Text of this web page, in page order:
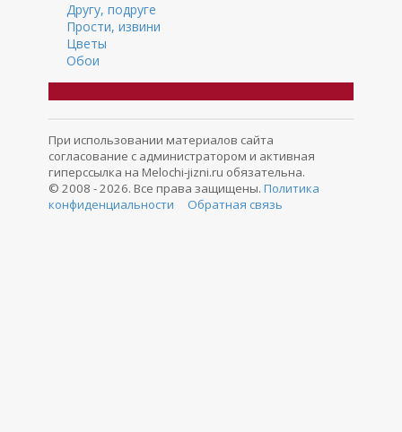
Другу, подруге
Прости, извини
Цветы
Обои
При использовании материалов сайта
согласование с администратором и активная
гиперссылка на Melochi-jizni.ru обязательна.
© 2008 - 2026. Все права защищены. Политика
конфиденциальности
Обратная связь